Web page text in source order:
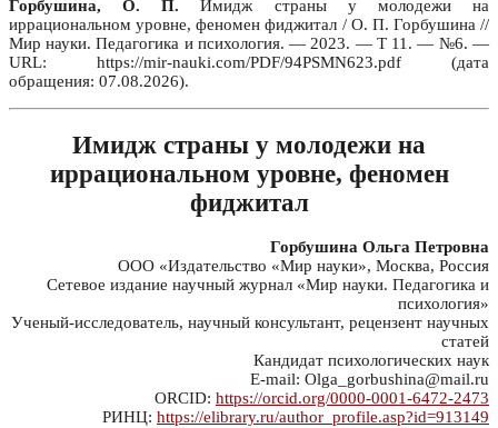
Горбушина, О. П. Имидж страны у молодежи на
иррациональном уровне, феномен фиджитал / О. П. Горбушина //
Мир науки. Педагогика и психология. — 2023. — Т 11. — №6. —
URL: https://mir-nauki.com/PDF/94PSMN623.pdf (дата
обращения: 07.08.2026).
Имидж страны у молодежи на
иррациональном уровне, феномен
фиджитал
Горбушина Ольга Петровна
ООО «Издательство «Мир науки», Москва, Россия
Сетевое издание научный журнал «Мир науки. Педагогика и
психология»
Ученый-исследователь, научный консультант, рецензент научных
статей
Кандидат психологических наук
E-mail: Olga_gorbushina@mail.ru
ORCID: https://orcid.org/0000-0001-6472-2473
РИНЦ: https://elibrary.ru/author_profile.asp?id=913149